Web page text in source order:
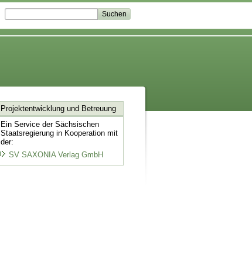
Projektentwicklungund Betreuung
Ein Service der Sächsischen
Staatsregierung in Kooperation mit
der:
SV SAXONIA Verlag GmbH